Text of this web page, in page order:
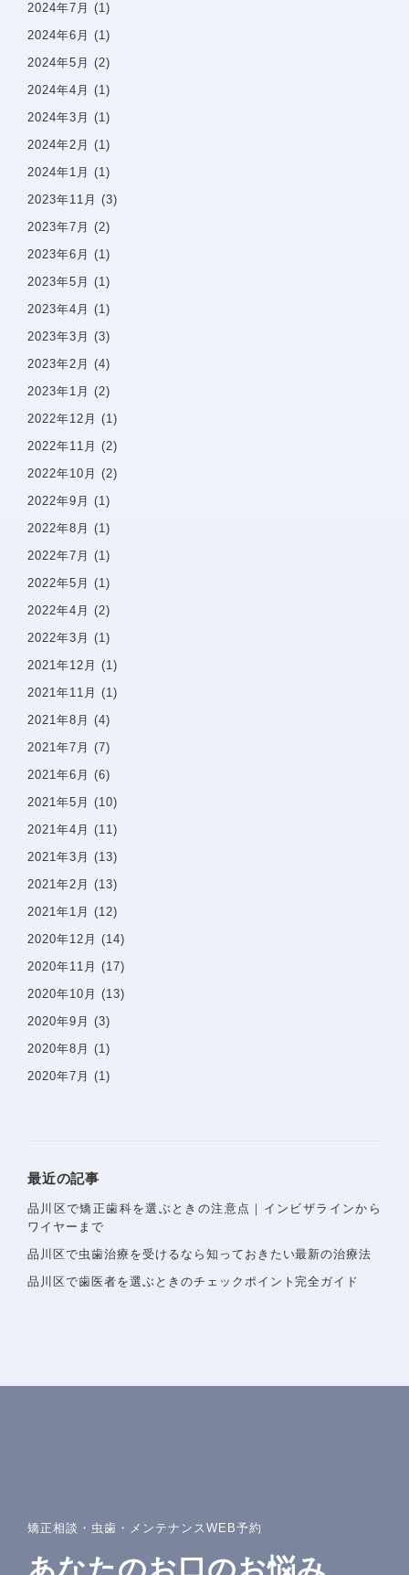
Googlemaps
東急池上線戸越銀座駅・都営浅草線戸越駅 徒歩1分
詳しいアクセスを見る
矯正治療案内
矯正症例
治療費一覧
アクセス
お知らせ・ブログ
無料相談予約
プライバシーポリシー
問診票
2024年7月 (1)
2024年6月 (1)
2024年5月 (2)
2024年4月 (1)
2024年3月 (1)
2024年2月 (1)
2024年1月 (1)
2023年11月 (3)
2023年7月 (2)
2023年6月 (1)
2023年5月 (1)
2023年4月 (1)
2023年3月 (3)
2023年2月 (4)
2023年1月 (2)
2022年12月 (1)
2022年11月 (2)
2022年10月 (2)
2022年9月 (1)
2022年8月 (1)
2022年7月 (1)
2022年5月 (1)
2022年4月 (2)
2022年3月 (1)
2021年12月 (1)
2021年11月 (1)
2021年8月 (4)
2021年7月 (7)
2021年6月 (6)
2021年5月 (10)
2021年4月 (11)
2021年3月 (13)
2021年2月 (13)
2021年1月 (12)
2020年12月 (14)
2020年11月 (17)
2020年10月 (13)
2020年9月 (3)
2020年8月 (1)
2020年7月 (1)
最近の記事
品川区で矯正歯科を選ぶときの注意点｜インビザラインから
ワイヤーまで
品川区で虫歯治療を受けるなら知っておきたい最新の治療法
品川区で歯医者を選ぶときのチェックポイント完全ガイド
矯正相談・虫歯・メンテナンスWEB予約